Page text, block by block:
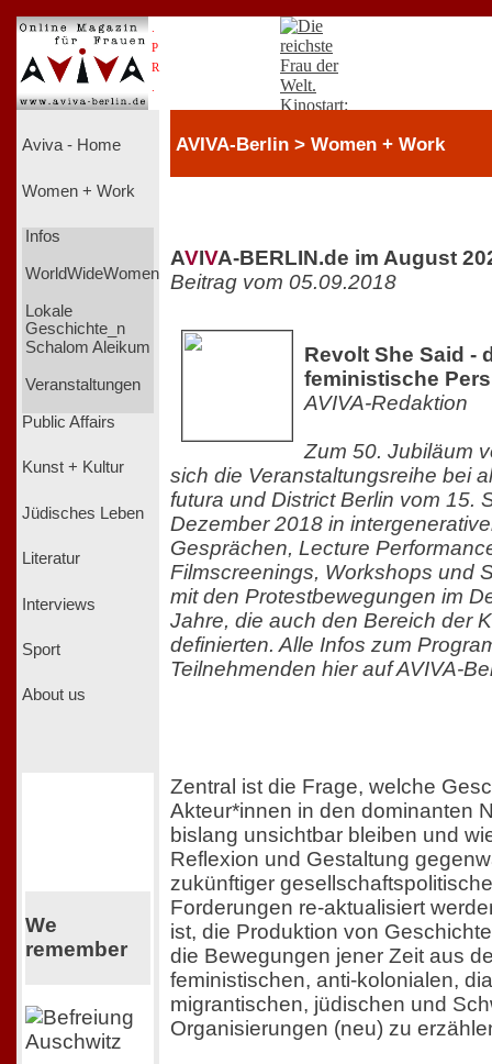
P
R
Aviva - Home
Women + Work
Infos
WorldWideWomen
Lokale
Geschichte_n
Schalom Aleikum
Veranstaltungen
Public Affairs
Kunst + Kultur
Jüdisches Leben
Literatur
Interviews
Sport
About us
We
remember
AVIVA-Berlin > Women + Work
AVIVA-BERLIN.de im August
Beitrag vom 05.09.2018
Revolt She Said -
feministische
AVIVA-Redaktion
Zum 50. Jubiläum
sich die Veranstaltungsreihe bei
futura und District Berlin vom 15.
Dezember 2018 in
Gesprächen, Lecture
Filmscreenings, Workshops und
mit den Protestbewegungen im
Jahre, die auch den Bereich der
definierten. Alle Infos zum
Teilnehmenden hier auf AVIVA-
Zentral ist die Frage, welche
Akteur*innen in den dominanten
bislang unsichtbar bleiben und
Reflexion und Gestaltung
zukünftiger
Forderungen re-aktualisiert
ist, die Produktion von
die Bewegungen jener Zeit aus
feministischen, anti-kolonialen,
migrantischen, jüdischen und
Organisierungen (neu) zu